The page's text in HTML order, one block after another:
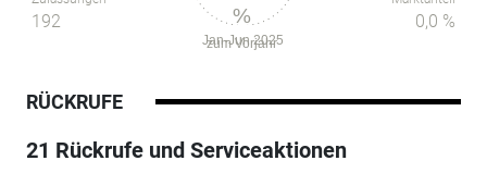
%
zum Vorjahr
192
Jan-Jun 2025
0,0 %
RÜCKRUFE
21 Rückrufe und Serviceaktionen